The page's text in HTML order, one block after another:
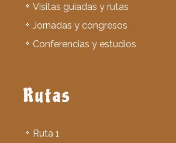
Visitas guiadas y rutas
Jornadas y congresos
Conferencias y estudios
Rutas
Ruta 1